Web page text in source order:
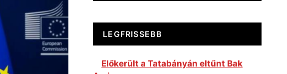
LEGFRISSEBB
Előkerült a Tatabányán eltűnt Bak